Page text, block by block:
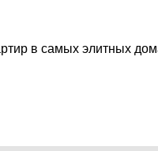
в самых элитных